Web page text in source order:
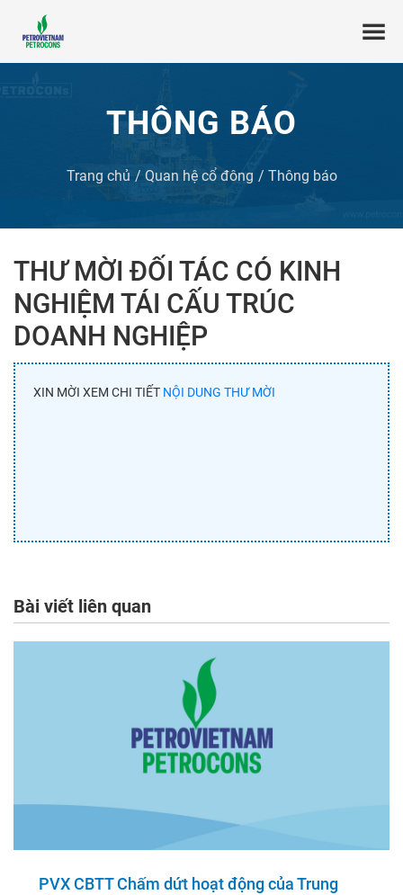
THÔNG BÁO
Trang chủ Quan hệ cổ đông Thông báo
THƯ MỜI ĐỐI TÁC CÓ KINH
NGHIỆM TÁI CẤU TRÚC
DOANH NGHIỆP
XIN MỜI XEM CHI TIẾT NỘI DUNG THƯ MỜI
Bài viết liên quan
PVX CBTT Chấm dứt hoạt động của Trung